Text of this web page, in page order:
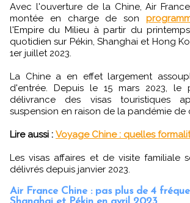
Avec l'ouverture de la Chine, Air France a annoncé une
montée en charge de son
l'Empire du Milieu à partir du
quotidien sur Pékin, Shanghai et Hong
1er juillet 2023.
La Chine a en effet largement
d'entrée. Depuis le 15 mars 2023, le
délivrance des visas touristiques
suspension en raison de la pandémie de
Lire aussi : Voyage Chine : quelles
Les visas affaires et de visite familiale
délivrés depuis janvier 2023.
Air France Chine : pas plus de 4